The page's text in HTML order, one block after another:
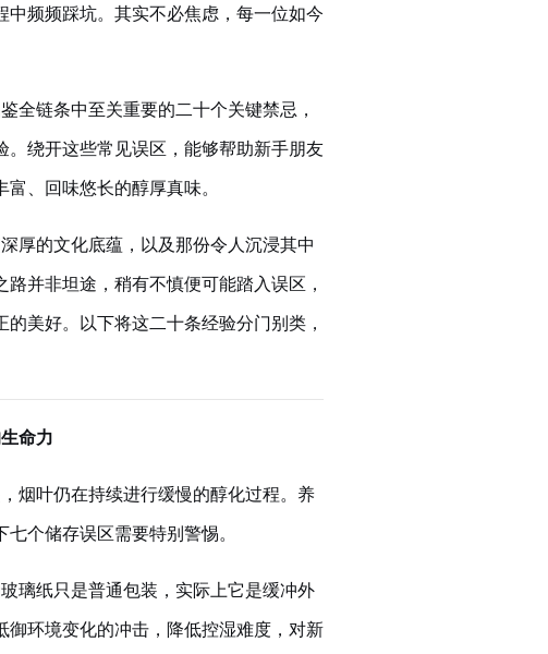
频频踩坑。其实不必焦虑，每一位如今
全链条中至关重要的二十个关键禁忌，
绕开这些常见误区，能够帮助新手朋友
、回味悠长的醇厚真味。
厚的文化底蕴，以及那份令人沉浸其中
并非坦途，稍有不慎便可能踏入误区，
美好。以下将这二十条经验分门别类，
命力
烟叶仍在持续进行缓慢的醇化过程。养
个储存误区需要特别警惕。
璃纸只是普通包装，实际上它是缓冲外
环境变化的冲击，降低控湿难度，对新